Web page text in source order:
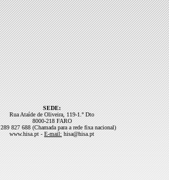
SEDE:
Rua Ataíde de Oliveira, 119-1.º Dto
8000-218 FARO
289 827 688 (Chamada para a rede fixa nacional)
www.hisa.pt - E-mail: hisa@hisa.pt